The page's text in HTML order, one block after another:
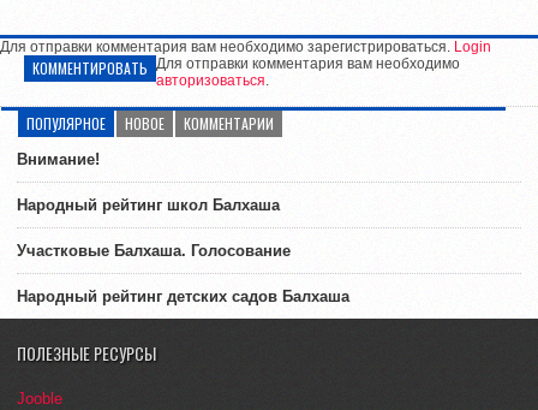
Для отправки комментария вам необходимо зарегистрироваться. Login
КОММЕНТИРОВАТЬ Для отправки комментария вам необходимо
авторизоваться.
ПОПУЛЯРНОЕ НОВОЕ КОММЕНТАРИИ
Внимание!
Народный рейтинг школ Балхаша
Участковые Балхаша. Голосование
Народный рейтинг детских садов Балхаша
ПОЛЕЗНЫЕ РЕСУРСЫ
Jooble